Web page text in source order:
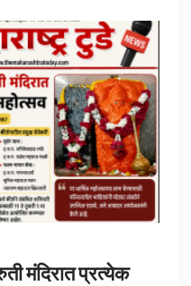
मंदिरात प्रत्येक